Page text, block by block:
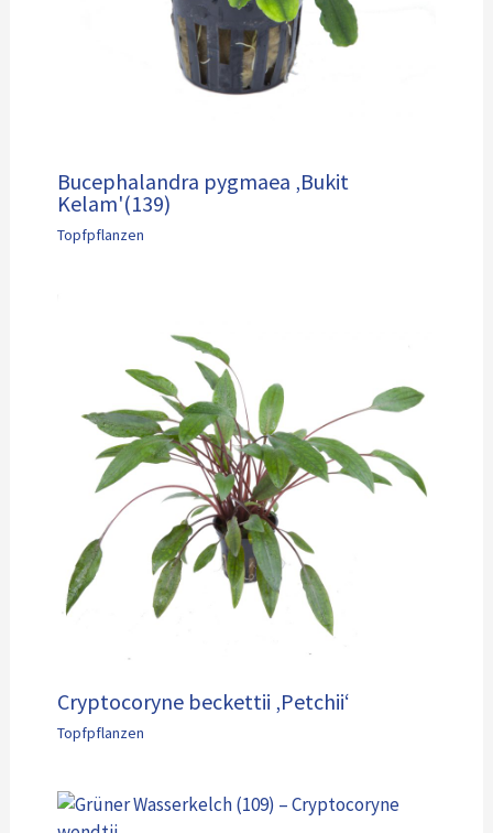
Bucephalandra pygmaea ‚Bukit
Kelam'(139)
Topfpflanzen
Cryptocoryne beckettii ‚Petchii‘
Topfpflanzen